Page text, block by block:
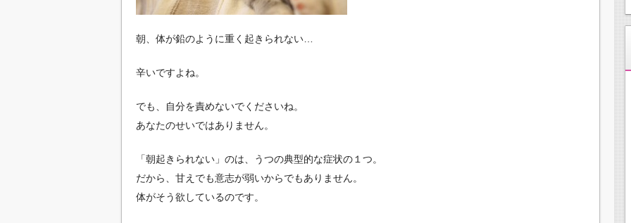
朝、体が鉛のように重く起きられない…
辛いですよね。
でも、自分を責めないでくださいね。
あなたのせいではありません。
「朝起きられない」のは、うつの典型的な症状の１つ。
だから、甘えでも意志が弱いからでもありません。
体がそう欲しているのです。